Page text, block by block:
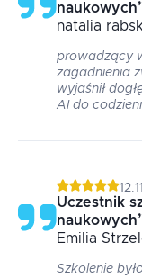
naukowych
natalia
prowadzący
zagadnienia
wyjaśnił
AI do
Uczestnik
naukowych
Emilia
Szkolenie